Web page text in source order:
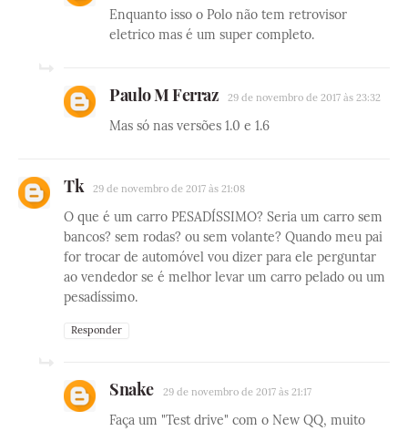
Enquanto isso o Polo não tem retrovisor
eletrico mas é um super completo.
Paulo M Ferraz 29 de novembro de 2017 às 23:32
Mas só nas versões 1.0 e 1.6
Tk 29 de novembro de 2017 às 21:08
O que é um carro PESADÍSSIMO? Seria um carro sem
bancos? sem rodas? ou sem volante? Quando meu pai
for trocar de automóvel vou dizer para ele perguntar
ao vendedor se é melhor levar um carro pelado ou um
pesadíssimo.
Responder
Snake 29 de novembro de 2017 às 21:17
Faça um "Test drive" com o New QQ, muito